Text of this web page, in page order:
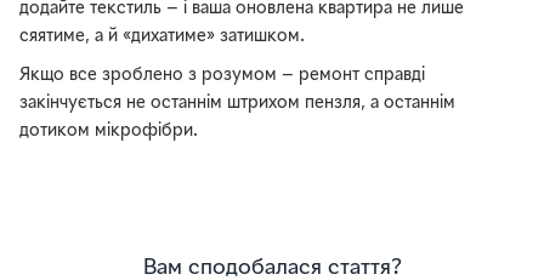
додайте текстиль — і ваша оновлена квартира не лише
сяятиме, а й «дихатиме» затишком.
Якщо все зроблено з розумом — ремонт справді
закінчується не останнім штрихом пензля, а останнім
дотиком мікрофібри.
Вам сподобалася стаття?